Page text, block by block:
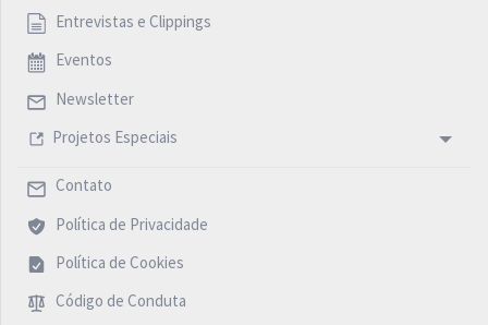
Entrevistas e Clippings
Eventos
Newsletter
Projetos Especiais
Contato
Política de Privacidade
Política de Cookies
Código de Conduta